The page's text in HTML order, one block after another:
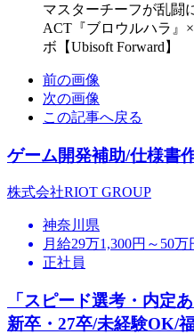
マスターチーフが乱闘
ACT『ブロウルハラ』
ボ【Ubisoft Forward】
前の画像
次の画像
この記事へ戻る
ゲーム開発補助/仕様書
株式会社RIOT GROUP
神奈川県
月給29万1,300円～50万
正社員
「スピード選考・内定
新卒・27卒/未経験OK/